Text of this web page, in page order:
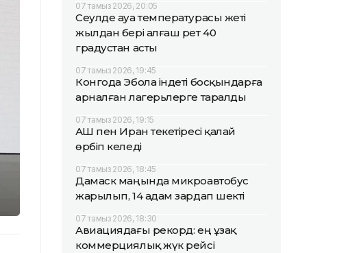
07 тамыз 2026, 20:05
Сеулде ауа температурасы жеті
жылдан бері алғаш рет 40
градустан асты
07 тамыз 2026, 19:45
Конгода Эбола індеті босқындарға
арналған лагерьлерге таралды
07 тамыз 2026, 19:15
АҚШ пен Иран текетіресі қалай
өрбіп келеді
07 тамыз 2026, 18:45
Дамаск маңында микроавтобус
жарылып, 14 адам зардап шекті
07 тамыз 2026, 18:30
Авиациядағы рекорд: ең ұзақ
коммерциялық жүк рейсі